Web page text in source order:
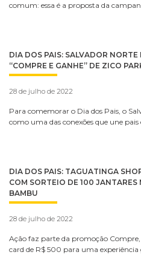
comum: essa é a proposta da
DIA DOS PAIS: SALVADOR
“COMPRE E GANHE” DE ZICO
28 de julho de 2022
Para comemorar o Dia dos Pais, o
como uma das conexões que une pais
DIA DOS PAIS: TAGUATINGA
COM SORTEIO DE 100
BAMBU
28 de julho de 2022
Ação faz parte da promoção
card de R$ 500 para uma